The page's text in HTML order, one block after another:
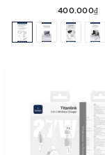
400.000₫